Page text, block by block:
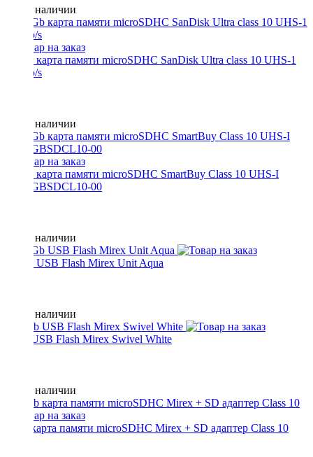
Нет в наличии
32 Gb карта памяти microSDHC SanDisk Ultra class 10 UHS-1
48 Mb/s
Нет в наличии
64 Gb карта памяти microSDHC SmartBuy Class 10 UHS-I
SB64GBSDCL10-00
Нет в наличии
16 Gb USB Flash Mirex Unit Aqua
Нет в наличии
4 Gb USB Flash Mirex Swivel White
Нет в наличии
8 Gb карта памяти microSDHC Mirex + SD адаптер Class 10